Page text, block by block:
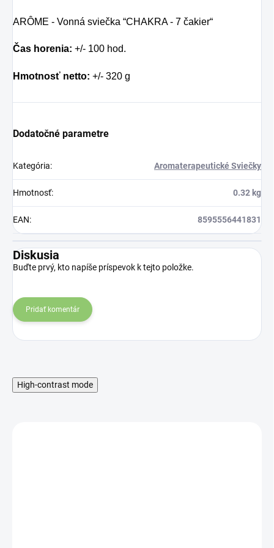
ARÔME - Vonná sviečka “CHAKRA - 7 čakier“
Čas horenia: +/- 100 hod.
Hmotnosť netto: +/- 320 g
Dodatočné parametre
Kategória: Aromaterapeutické Sviečky
Hmotnosť: 0.32 kg
EAN: 8595556441831
Diskusia
Buďte prvý, kto napíše príspevok k tejto položke.
Pridať komentár
High-contrast mode